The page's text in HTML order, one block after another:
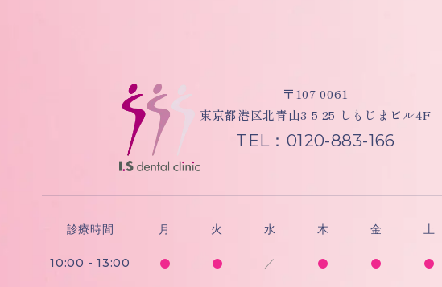
〒107-0061
東京都港区北青山3-5-25 しもじまビル4F
TEL：0120-883-166
診療時間 月 火 水 木 金 土
10:00 - 13:00 ／